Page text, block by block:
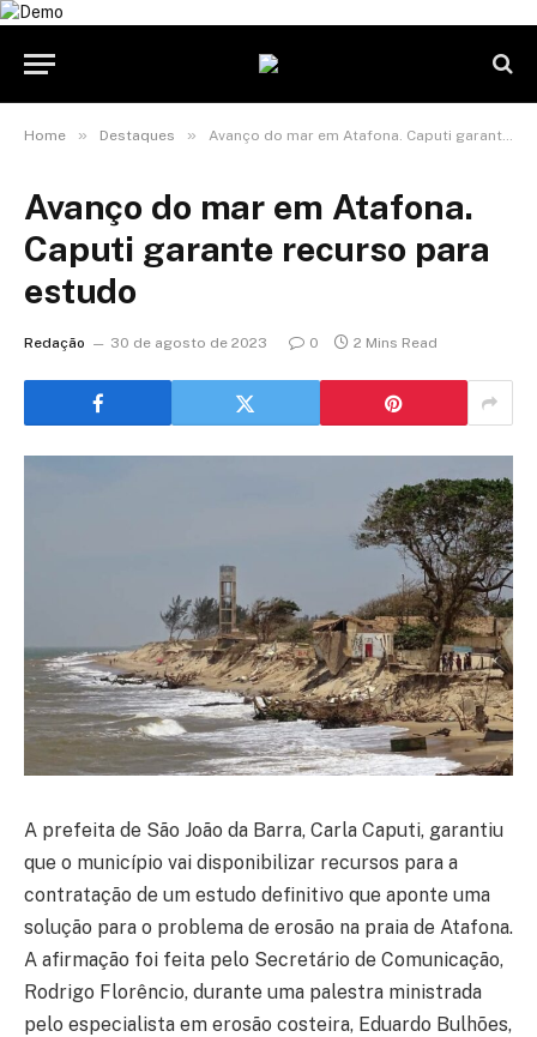
Home » Destaques » Avanço do mar em Atafona. Caputi garante recurso para estudo
Avanço do mar em Atafona.
Caputi garante recurso para
estudo
Redação 30 de agosto de 2023 0 2 Mins Read
A prefeita de São João da Barra, Carla Caputi, garantiu
que o município vai disponibilizar recursos para a
contratação de um estudo definitivo que aponte uma
solução para o problema de erosão na praia de Atafona.
A afirmação foi feita pelo Secretário de Comunicação,
Rodrigo Florêncio, durante uma palestra ministrada
pelo especialista em erosão costeira, Eduardo Bulhões,